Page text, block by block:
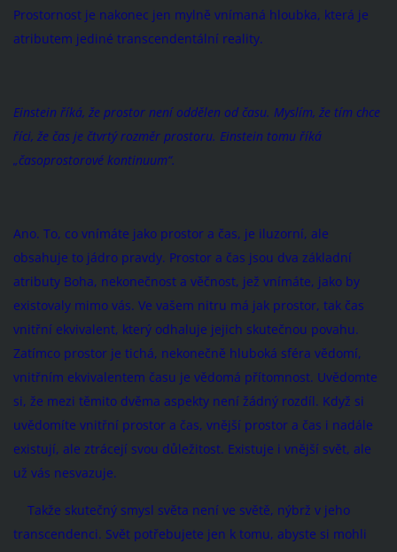
Prostornost je nakonec jen mylně vnímaná hloubka, která je
atributem jediné transcendentální reality.
Einstein říká, že prostor není oddělen od času. Myslím, že tím chce
říci, že čas je čtvrtý rozměr prostoru. Einstein tomu říká
„časoprostorové kontinuum“.
Ano. To, co vnímáte jako prostor a čas, je iluzorní, ale
obsahuje to jádro pravdy. Prostor a čas jsou dva základní
atributy Boha, nekonečnost a věčnost, jež vnímáte, jako by
existovaly mimo vás. Ve vašem nitru má jak prostor, tak čas
vnitřní ekvivalent, který odhaluje jejich skutečnou povahu.
Zatímco prostor je tichá, nekonečně hluboká sféra vědomí,
vnitřním ekvivalentem času je vědomá přítomnost. Uvědomte
si, že mezi těmito dvěma aspekty není žádný rozdíl. Když si
uvědomíte vnitřní prostor a čas, vnější prostor a čas i nadále
existují, ale ztrácejí svou důležitost. Existuje i vnější svět, ale
už vás nesvazuje.
Takže skutečný smysl světa není ve světě, nýbrž v jeho
transcendenci. Svět potřebujete jen k tomu, abyste si mohli